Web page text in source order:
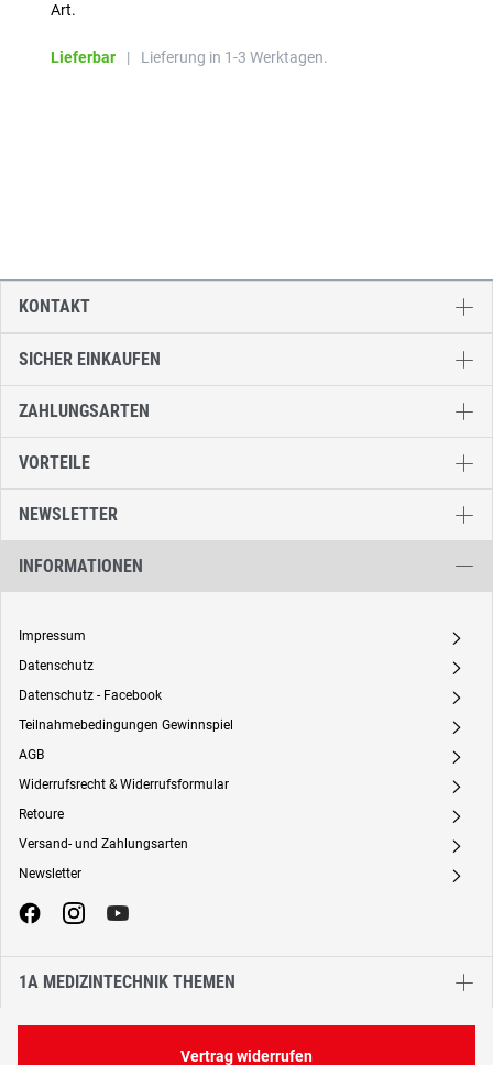
Art.
Lieferbar | Lieferung in 1-3 Werktagen.
SICHER EINKAUFEN
ZAHLUNGSARTEN
VORTEILE
NEWSLETTER
INFORMATIONEN
Impressum A
Datenschutz A
Datenschutz - Facebook A
Teilnahmebedingungen Gewinnspiel A
AGB A
Widerrufsrecht & Widerrufsformular A
Retoure A
Versand- und Zahlungsarten A
Newsletter A
1A MEDIZINTECHNIK THEMEN
KONTAKT
Vertrag widerrufen